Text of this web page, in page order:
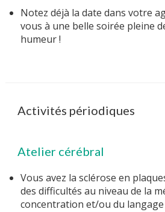
Notez déjà la date dans votre
vous à une belle soirée pleine
humeur !
Activités périodiques
Atelier cérébral
Vous avez la sclérose en
des difficultés au niveau de la
concentration et/ou du